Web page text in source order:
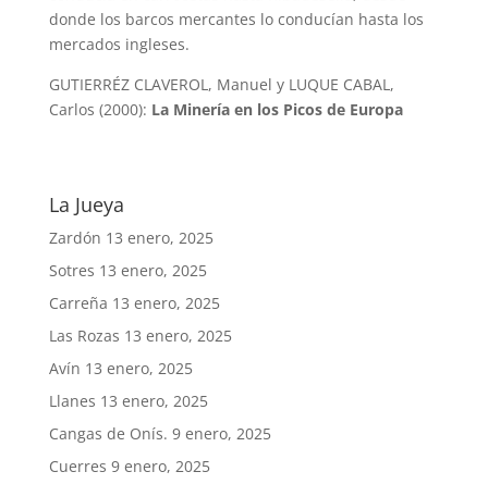
donde los barcos mercantes lo conducían hasta los
mercados ingleses.
GUTIERRÉZ CLAVEROL, Manuel y LUQUE CABAL,
Carlos (2000): La Minería en los Picos de Europa
La Jueya
Zardón 13 enero, 2025
Sotres 13 enero, 2025
Carreña 13 enero, 2025
Las Rozas 13 enero, 2025
Avín 13 enero, 2025
Llanes 13 enero, 2025
Cangas de Onís. 9 enero, 2025
Cuerres 9 enero, 2025